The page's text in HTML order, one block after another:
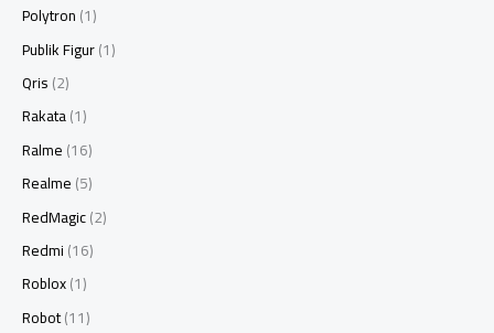
Polytron(1)
Publik Figur(1)
Qris(2)
Rakata(1)
Ralme(16)
Realme(5)
RedMagic(2)
Redmi(16)
Roblox(1)
Robot(11)